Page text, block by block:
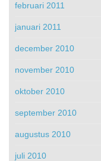
februari 2011
januari 2011
december 2010
november 2010
oktober 2010
september 2010
augustus 2010
juli 2010